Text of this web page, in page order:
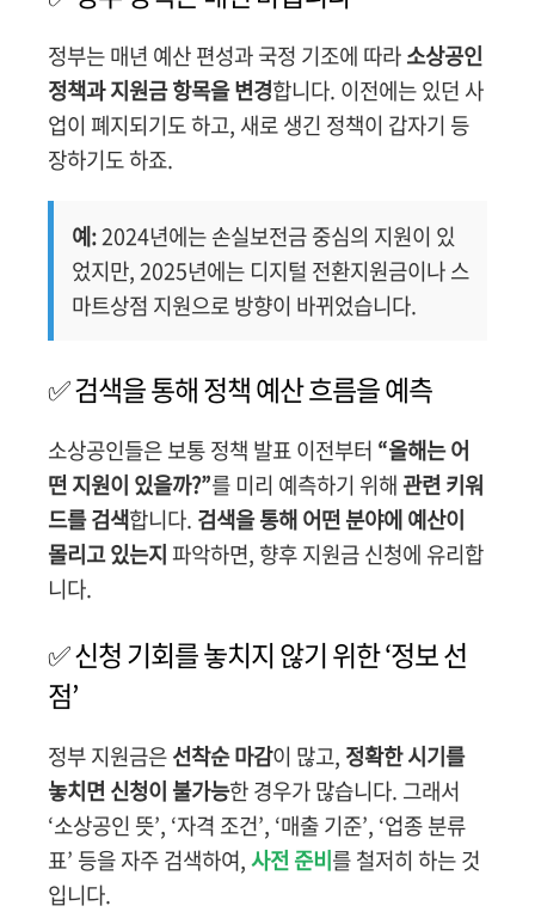
정부는 매년 예산 편성과 국정 기조에 따라소상공인
정책과 지원금 항목을 변경합니다. 이전에는 있던 사
업이 폐지되기도 하고, 새로 생긴 정책이 갑자기 등
장하기도 하죠.
예:2024년에는 손실보전금 중심의 지원이 있
었지만, 2025년에는 디지털 전환지원금이나 스
마트상점 지원으로 방향이 바뀌었습니다.
✅ 검색을 통해 정책 예산 흐름을 예측
소상공인들은 보통 정책 발표 이전부터 “올해는 어
떤 지원이 있을까?”를 미리 예측하기 위해관련 키워
드를 검색합니다. 검색을 통해 어떤 분야에 예산이
몰리고 있는지파악하면, 향후 지원금 신청에 유리합
니다.
✅ 신청 기회를 놓치지 않기 위한 ‘정보 선
점’
정부 지원금은선착순 마감이 많고, 정확한 시기를
놓치면 신청이 불가능한 경우가 많습니다. 그래서
‘소상공인 뜻’, ‘자격 조건’, ‘매출 기준’, ‘업종 분류
표’ 등을 자주 검색하여,사전 준비를 철저히 하는 것
입니다.